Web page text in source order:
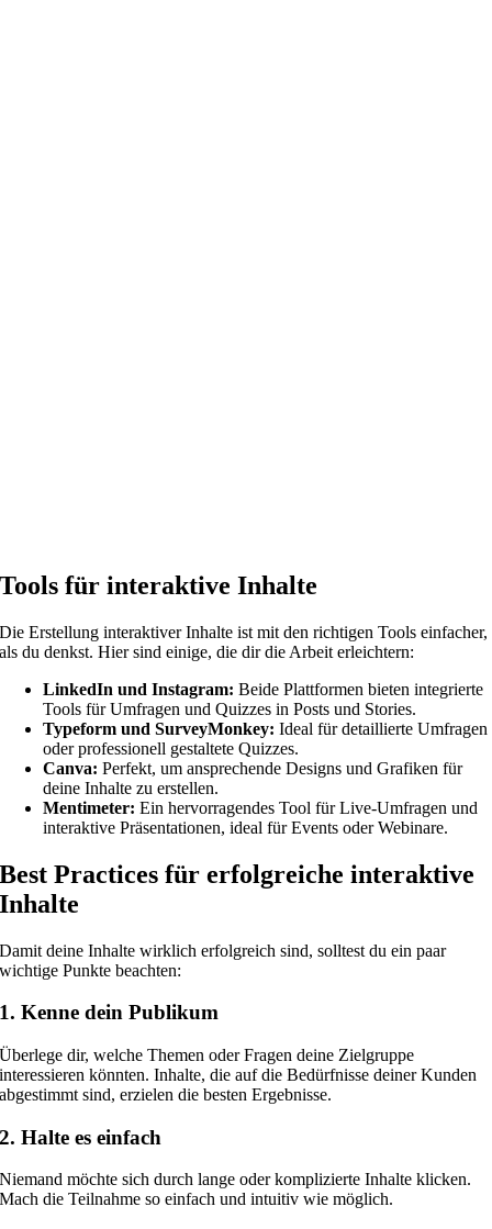
Tools für interaktive Inhalte
Die Erstellung interaktiver Inhalte ist mit den richtigen Tools einfacher,
als du denkst. Hier sind einige, die dir die Arbeit erleichtern:
LinkedIn und Instagram: Beide Plattformen bieten integrierte
Tools für Umfragen und Quizzes in Posts und Stories.
Typeform und SurveyMonkey: Ideal für detaillierte Umfragen
oder professionell gestaltete Quizzes.
Canva: Perfekt, um ansprechende Designs und Grafiken für
deine Inhalte zu erstellen.
Mentimeter: Ein hervorragendes Tool für Live-Umfragen und
interaktive Präsentationen, ideal für Events oder Webinare.
Best Practices für erfolgreiche interaktive
Inhalte
Damit deine Inhalte wirklich erfolgreich sind, solltest du ein paar
wichtige Punkte beachten:
1. Kenne dein Publikum
Überlege dir, welche Themen oder Fragen deine Zielgruppe
interessieren könnten. Inhalte, die auf die Bedürfnisse deiner Kunden
abgestimmt sind, erzielen die besten Ergebnisse.
2. Halte es einfach
Niemand möchte sich durch lange oder komplizierte Inhalte klicken.
Mach die Teilnahme so einfach und intuitiv wie möglich.